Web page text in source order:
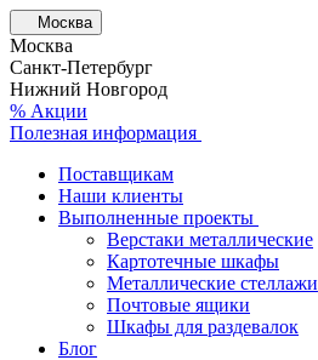
Москва
Москва
Санкт-Петербург
Нижний Новгород
% Акции
Полезная информация
Поставщикам
Наши клиенты
Выполненные проекты
Верстаки металлические
Картотечные шкафы
Металлические стеллажи
Почтовые ящики
Шкафы для раздевалок
Блог